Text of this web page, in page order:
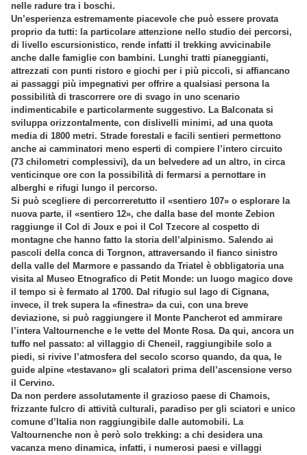
nelle radure tra i boschi.
Un’esperienza estremamente piacevole che può essere provata
proprio da tutti: la particolare attenzione nello studio dei percorsi,
di livello escursionistico, rende infatti il trekking avvicinabile
anche dalle famiglie con bambini. Lunghi tratti pianeggianti,
attrezzati con punti ristoro e giochi per i più piccoli, si affiancano
ai passaggi più impegnativi per offrire a qualsiasi persona la
possibilità di trascorrere ore di svago in uno scenario
indimenticabile e particolarmente suggestivo. La Balconata si
sviluppa orizzontalmente, con dislivelli minimi, ad una quota
media di 1800 metri. Strade forestali e facili sentieri permettono
anche ai camminatori meno esperti di compiere l’intero circuito
(73 chilometri complessivi), da un belvedere ad un altro, in circa
venticinque ore con la possibilità di fermarsi a pernottare in
alberghi e rifugi lungo il percorso.
Si può scegliere di percorreretutto il «sentiero 107» o esplorare la
nuova parte, il «sentiero 12», che dalla base del monte Zebion
raggiunge il Col di Joux e poi il Col Tzecore al cospetto di
montagne che hanno fatto la storia dell’alpinismo. Salendo ai
pascoli della conca di Torgnon, attraversando il fianco sinistro
della valle del Marmore e passando da Triatel è obbligatoria una
visita al Museo Etnografico di Petit Monde: un luogo magico dove
il tempo si è fermato al 1700. Dal rifugio sul lago di Cignana,
invece, il trek supera la «finestra» da cui, con una breve
deviazione, si può raggiungere il Monte Pancherot ed ammirare
l’intera Valtournenche e le vette del Monte Rosa. Da qui, ancora un
tuffo nel passato: al villaggio di Cheneil, raggiungibile solo a
piedi, si rivive l’atmosfera del secolo scorso quando, da qua, le
guide alpine «testavano» gli scalatori prima dell’ascensione verso
il Cervino.
Da non perdere assolutamente il grazioso paese di Chamois,
frizzante fulcro di attività culturali, paradiso per gli sciatori e unico
comune d’Italia non raggiungibile dalle automobili. La
Valtournenche non è però solo trekking: a chi desidera una
vacanza meno dinamica, infatti, i numerosi paesi e villaggi